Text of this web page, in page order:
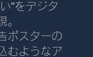
”をデジタ
。
ポスターの
むようなア